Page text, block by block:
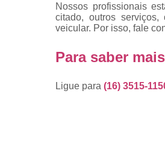
Nossos profissionais
citado, outros
veicular. Por isso, fale
Para saber
Ligue para (16) 3515-